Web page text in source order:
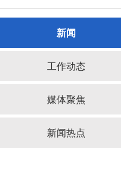
新闻
工作动态
媒体聚焦
新闻热点